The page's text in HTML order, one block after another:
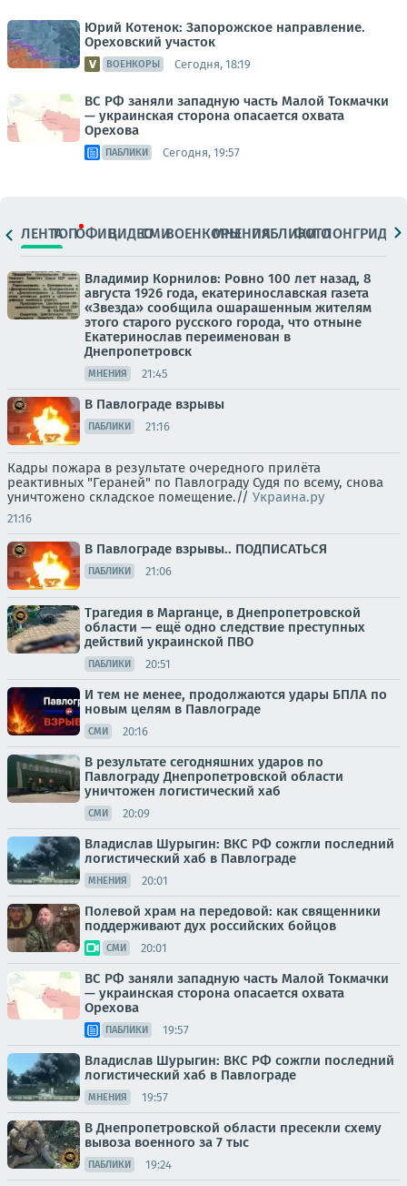
Юрий Котенок: Запорожское направление.
Ореховский участок
ВОЕНКОРЫ Сегодня, 18:19
ВС РФ заняли западную часть Малой Токмачки
— украинская сторона опасается охвата
Орехова
ПАБЛИКИ Сегодня, 19:57
ЛЕНТАТОПОФИЦ.ВИДЕОСМИВОЕНКОРЫМНЕНИЯПАБЛИКИ
ФОТОЛОНГРИДЫ
Владимир Корнилов: Ровно 100 лет назад, 8
августа 1926 года, екатеринославская газета
«Звезда» сообщила ошарашенным жителям
этого старого русского города, что отныне
Екатеринослав переименован в
Днепропетровск
МНЕНИЯ 21:45
В Павлограде взрывы
ПАБЛИКИ 21:16
Кадры пожара в результате очередного прилёта
реактивных "Гераней" по Павлограду Судя по всему, снова
уничтожено складское помещение.// Украина.ру
21:16
В Павлограде взрывы.. ПОДПИСАТЬСЯ
ПАБЛИКИ 21:06
Трагедия в Марганце, в Днепропетровской
области — ещё одно следствие преступных
действий украинской ПВО
ПАБЛИКИ 20:51
И тем не менее, продолжаются удары БПЛА по
новым целям в Павлограде
СМИ 20:16
В результате сегодняшних ударов по
Павлограду Днепропетровской области
уничтожен логистический хаб
СМИ 20:09
Владислав Шурыгин: ВКС РФ сожгли последний
логистический хаб в Павлограде
МНЕНИЯ 20:01
Полевой храм на передовой: как священники
поддерживают дух российских бойцов
СМИ 20:01
ВС РФ заняли западную часть Малой Токмачки
— украинская сторона опасается охвата
Орехова
ПАБЛИКИ 19:57
Владислав Шурыгин: ВКС РФ сожгли последний
логистический хаб в Павлограде
МНЕНИЯ 19:57
В Днепропетровской области пресекли схему
вывоза военного за 7 тыс
ПАБЛИКИ 19:24